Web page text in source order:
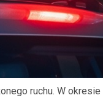
ruchu. W okresie